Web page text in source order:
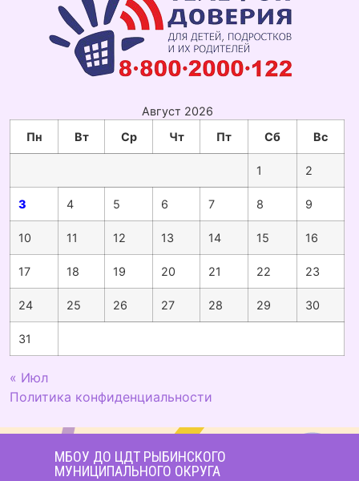
Август 2026
Пн
Вт Ср Чт Пт Сб Вс
1 2
3 4 5 6 7 8 9
10 11 12 13 14 15 16
17 18 19 20 21 22 23
24 25 26 27 28 29 30
31
« Июл
Политика конфиденциальности
МБОУ ДО ЦДТ РЫБИНСКОГО
МУНИЦИПАЛЬНОГО ОКРУГА